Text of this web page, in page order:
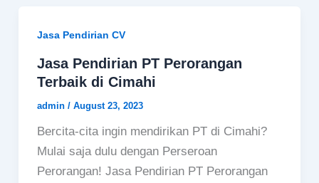
Jasa Pendirian CV
Jasa Pendirian PT Perorangan
Terbaik di Cimahi
admin / August 23, 2023
Bercita-cita ingin mendirikan PT di Cimahi?
Mulai saja dulu dengan Perseroan
Perorangan! Jasa Pendirian PT Perorangan